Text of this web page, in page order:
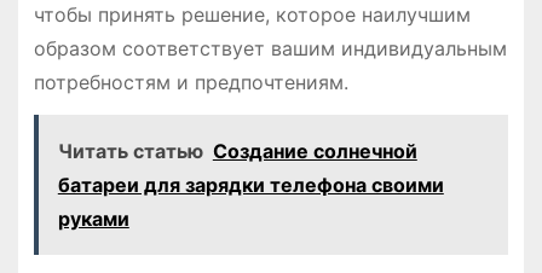
чтобы принять решение, которое наилучшим
образом соответствует вашим индивидуальным
потребностям и предпочтениям.
Читать статью Создание солнечной
батареи для зарядки телефона своими
руками